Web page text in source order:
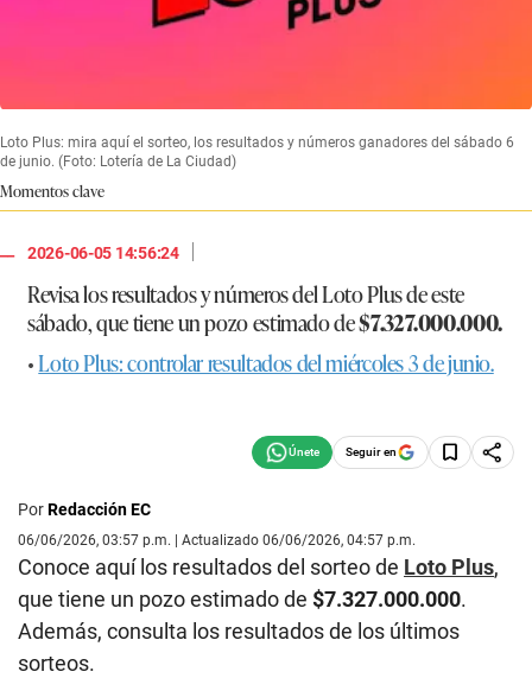
Loto Plus: mira aquí el sorteo, los resultados y números ganadores del sábado 6
de junio. (Foto: Lotería de La Ciudad)
Momentos clave
2026-06-05 14:56:24
|
Revisa los resultados y números delLoto Plusde este
sábado, que tiene un pozo estimado de$7.327.000.000.
•Loto Plus: controlar resultados del miércoles 3 de junio.
Seguir en
PorRedacción EC
06/06/2026, 03:57 p.m. | Actualizado 06/06/2026, 04:57 p.m.
Conoce aquí los resultados del sorteo de Loto Plus,
que tiene un pozo estimado de $7.327.000.000.
Además, consulta los resultados de los últimos
sorteos.